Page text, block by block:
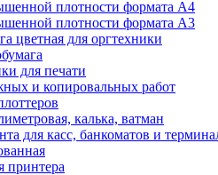
плотности формата А4
плотности формата А3
цветная для оргтехники
для печати
и копировальных работ
калька, ватман
для касс, банкоматов и
принтера